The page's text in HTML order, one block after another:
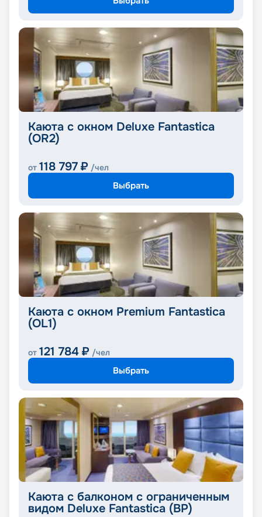
Каюта с окном Deluxe Fantastica
(OR2)
от 118 797 ₽ /чел
Выбрать
Каюта с окном Premium Fantastica
(OL1)
от 121 784 ₽ /чел
Выбрать
Каюта с балконом с ограниченным
видом Deluxe Fantastica (BP)